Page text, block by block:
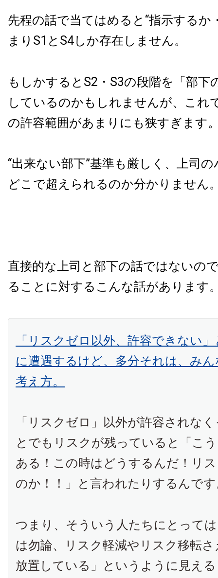
先程の話で当てはめると“指示するか
まりS1とS4しか存在しません。
もしかするとS2・S3の段階を「部下
しているのかもしれませんが、これ
の許容範囲があまりにも狭すぎます
“出来ない部下”基準も厳しく、上司
どこで超えられるのか分かりません
直接的な上司と部下の話ではないの
ることに対するこんな話があります
「リスクゼロ以外、許容できない
に遭遇するけど、多分それは、み
考え方。
「リスクゼロ」以外が許容されな
とでもリスクが残っていると「こ
ある！この時はどうするんだ！リ
のか！！」と言われたりするんで
つまり、そういう人たちにとって
は勿論、リスク軽減やリスク移転
放置している」というように見え